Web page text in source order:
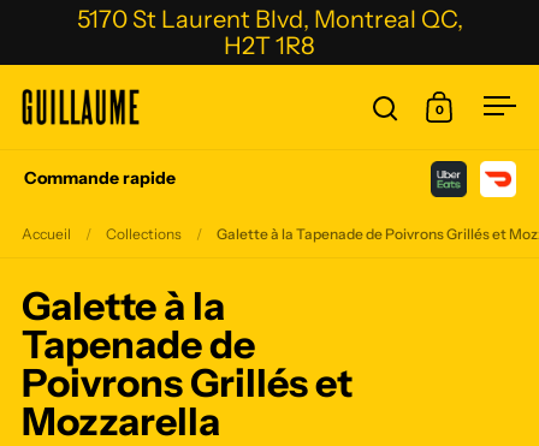
Passer au contenu5170 St Laurent Blvd, Montreal QC,
H2T 1R8
Ouvrir la fenêtre
Ouvrir le
0
Commande rapide
Accueil / Collections / Galette à la Tapenade de Poivrons Grillés et
Galette à la
Tapenade de
Poivrons Grillés et
Mozzarella